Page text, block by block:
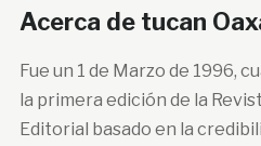
Acerca de tucan
Fue un 1 de Marzo de 1996,
la primera edición de la
Editorial basado en la